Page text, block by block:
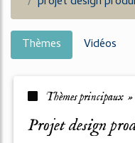
Thèmes Vidéos
Thèmes principaux »
projet design